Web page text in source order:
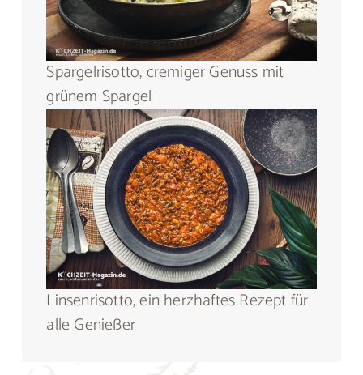
Spargelrisotto, cremiger Genuss mit
grünem Spargel
Linsenrisotto, ein herzhaftes Rezept für
alle Genießer